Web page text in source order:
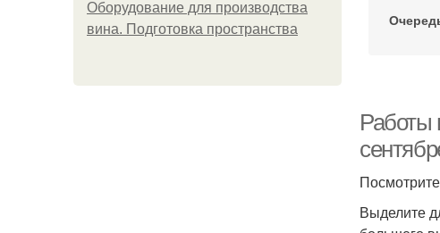
Оборудование для производства
вина. Подготовка пространства
Работы
Выделите